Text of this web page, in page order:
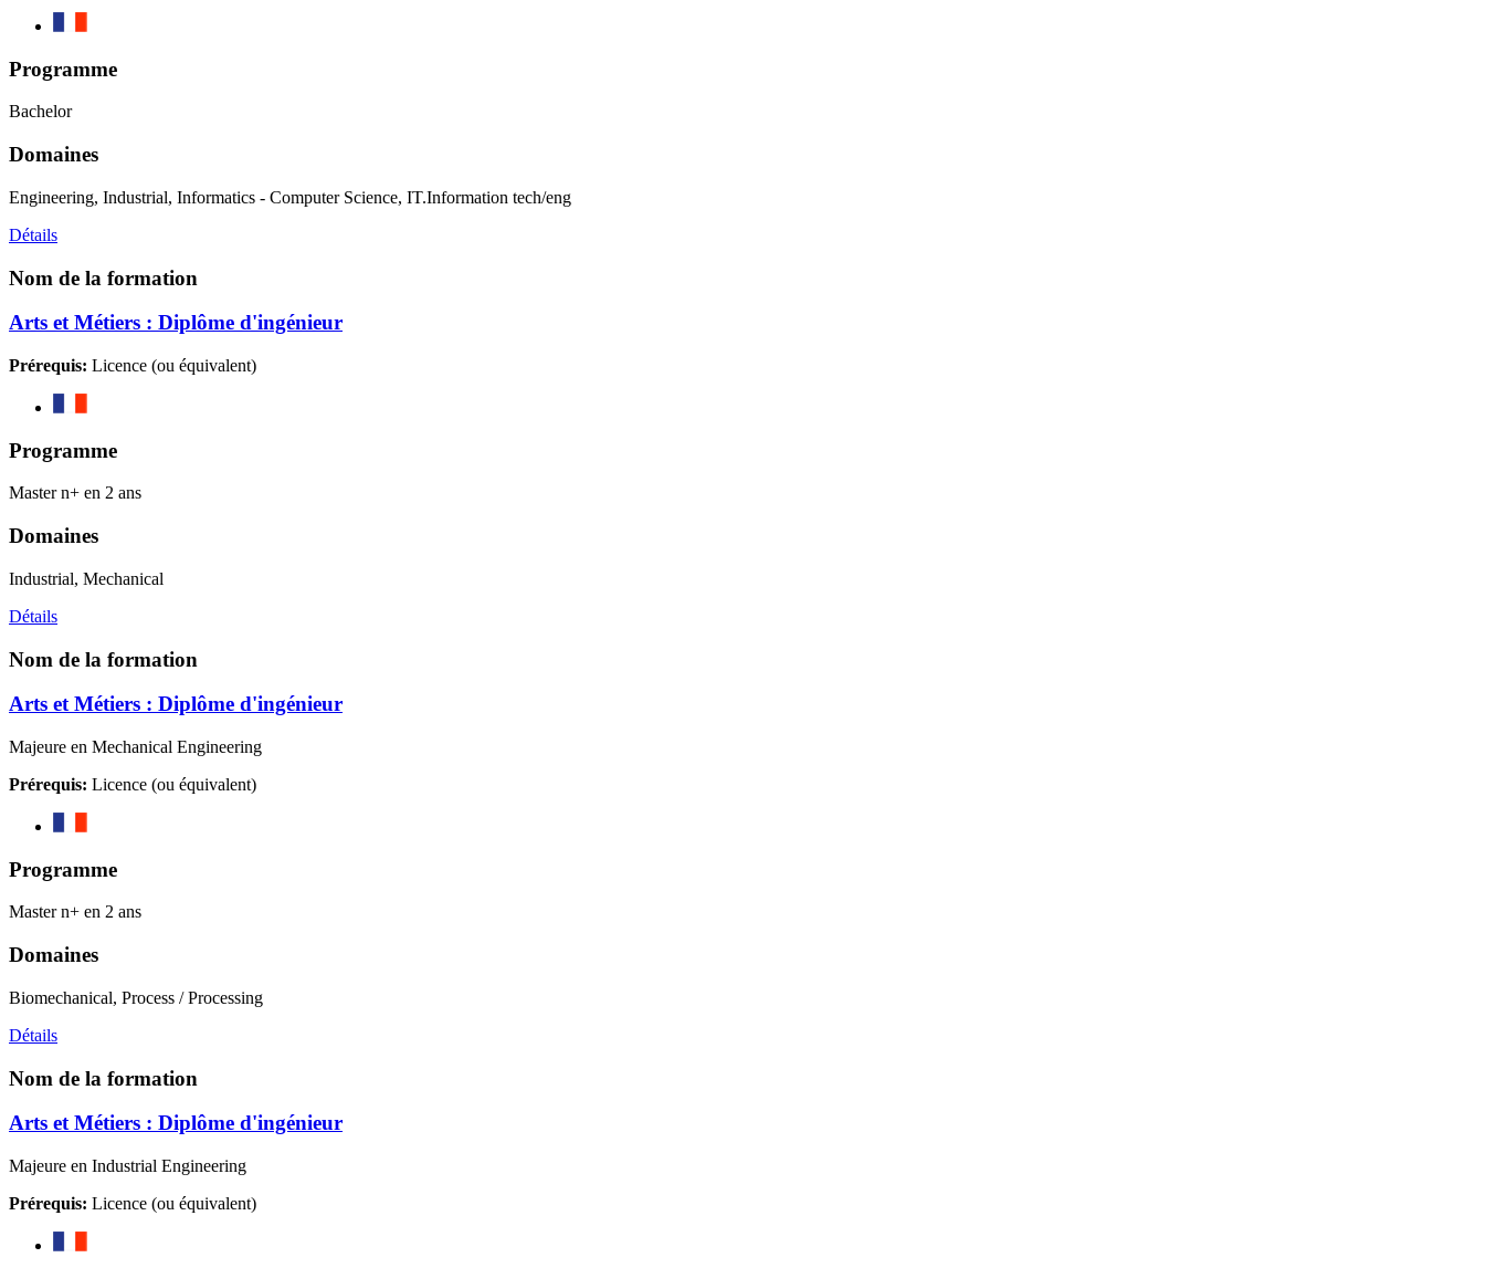
Programme
Bachelor
Domaines
Engineering, Industrial, Informatics - Computer Science, IT.Information tech/eng
Détails
Nom de la formation
Arts et Métiers : Diplôme d'ingénieur
Prérequis: Licence (ou équivalent)
Programme
Master n+ en 2 ans
Domaines
Industrial, Mechanical
Détails
Nom de la formation
Arts et Métiers : Diplôme d'ingénieur
Majeure en Mechanical Engineering
Prérequis: Licence (ou équivalent)
Programme
Master n+ en 2 ans
Domaines
Biomechanical, Process / Processing
Détails
Nom de la formation
Arts et Métiers : Diplôme d'ingénieur
Majeure en Industrial Engineering
Prérequis: Licence (ou équivalent)